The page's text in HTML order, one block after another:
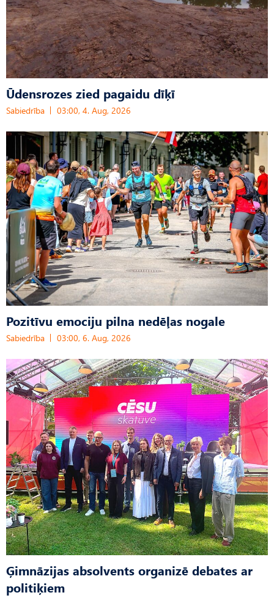
Ūdensrozes zied pagaidu dīķī
Sabiedrība 03:00, 4. Aug, 2026
Pozitīvu emociju pilna nedēļas nogale
Sabiedrība 03:00, 6. Aug, 2026
Ģimnāzijas absolvents organizē debates ar
politiķiem